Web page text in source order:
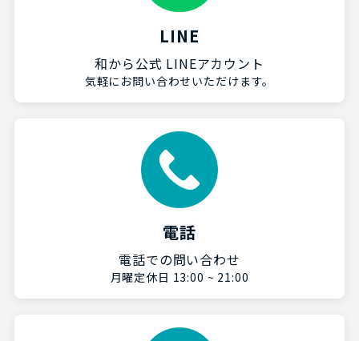
LINE
和から公式 LINEアカウント
気軽にお問い合わせいただけます。
電話
電話での問い合わせ
月曜定休日 13:00 ~ 21:00